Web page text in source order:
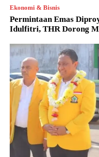
Ekonomi & Bisnis
Permintaan Emas
Idulfitri, THR Dorong